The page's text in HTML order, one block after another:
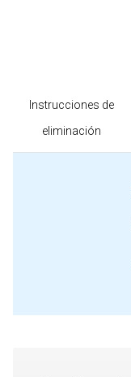
Instrucciones de
eliminación